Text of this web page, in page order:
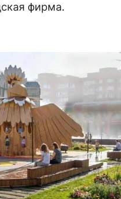
фирма.